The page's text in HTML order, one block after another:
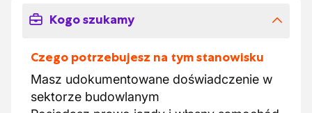
Kogo szukamy
Czego potrzebujesz na tym stanowisku
Masz udokumentowane doświadczenie w
sektorze budowlanym